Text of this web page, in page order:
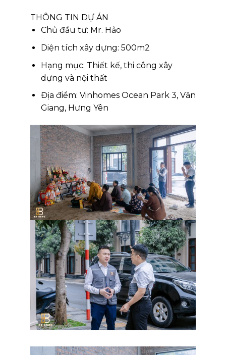
THÔNG TIN DỰ ÁN
Chủ đầu tư: Mr. Hảo
Diện tích xây dựng: 500m2
Hạng mục: Thiết kế, thi công xây
dựng và nội thất
Địa điểm: Vinhomes Ocean Park 3, Văn
Giang, Hưng Yên